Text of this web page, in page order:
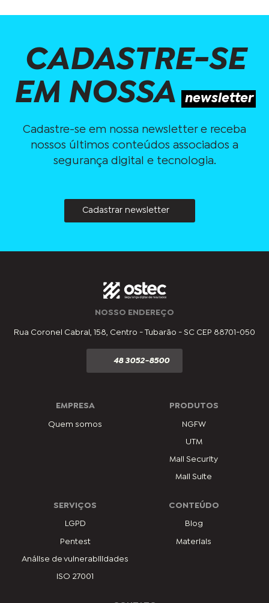
CADASTRE-SE
EM NOSSA newsletter
Cadastre-se em nossa newsletter e receba
nossos últimos conteúdos associados a
segurança digital e tecnologia.
Cadastrar newsletter
NOSSO ENDEREÇO
Rua Coronel Cabral, 158, Centro - Tubarão - SC CEP 88701-050
48 3052-8500
EMPRESA
Quem somos
PRODUTOS
NGFW
UTM
Mail Security
Mail Suite
SERVIÇOS
LGPD
Pentest
Análise de vulnerabilidades
ISO 27001
CONTEÚDO
Blog
Materiais